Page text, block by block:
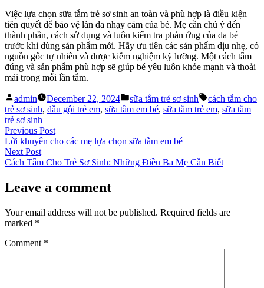
Việc lựa chọn sữa tắm trẻ sơ sinh an toàn và phù hợp là điều kiện
tiên quyết để bảo vệ làn da nhạy cảm của bé. Mẹ cần chú ý đến
thành phần, cách sử dụng và luôn kiểm tra phản ứng của da bé
trước khi dùng sản phẩm mới. Hãy ưu tiên các sản phẩm dịu nhẹ, có
nguồn gốc tự nhiên và được kiểm nghiệm kỹ lưỡng. Một cách tắm
đúng và sản phẩm phù hợp sẽ giúp bé yêu luôn khỏe mạnh và thoải
mái trong mỗi lần tắm.
Posted
by
admin December 22, 2024
Posted
in
sữa tắm trẻ sơ sinh Tags:
cách tắm cho
trẻ sơ sinh, dầu gội trẻ em, sữa tắm em bé, sữa tắm trẻ em, sữa tắm
trẻ sơ sinh
Post
navigation
Previous PostPrevious
post:
Lời khuyên cho các mẹ lựa chọn sữa tắm em bé
Next PostNext
post:
Cách Tắm Cho Trẻ Sơ Sinh: Những Điều Ba Mẹ Cần Biết
Leave a comment
Your email address will not be published. Required fields are
marked *
Comment *